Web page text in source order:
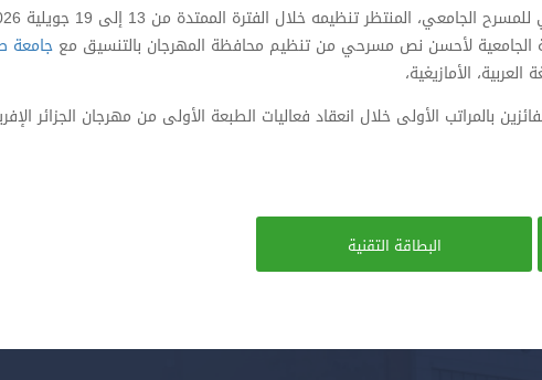
الجامعية لأحسن نص مسرحي من تنظيم محافظة المهرجان بالتنسيق مع جامعة
الأمازيغية،
بالمراتب الأولى خلال انعقاد فعاليات الطبعة الأولى من مهرجان الجزائر
البطاقة التقنية